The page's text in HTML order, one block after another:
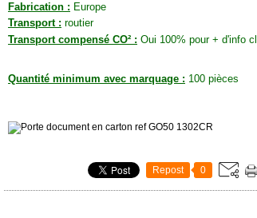
Fabrication : Europe
Transport : routier
Transport compensé CO² : Oui 100% pour + d'info
Quantité minimum avec marquage : 100 pièces
Repost 0